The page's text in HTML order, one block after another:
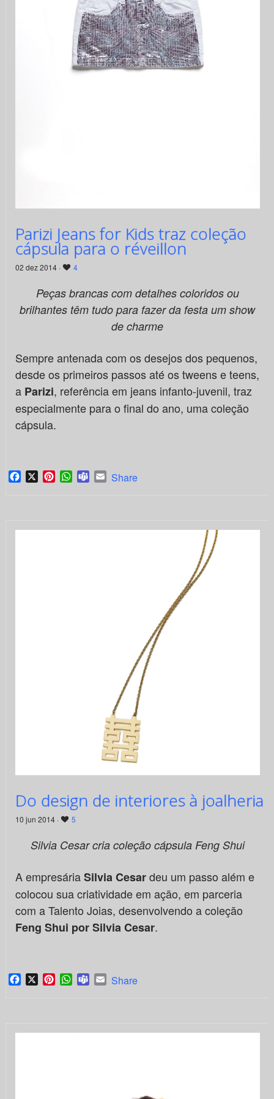
Parizi Jeans for Kids traz coleção
cápsula para o réveillon
02 dez 2014 · 4
Peças brancas com detalhes coloridos ou
brilhantes têm tudo para fazer da festa um show
de charme
Sempre antenada com os desejos dos pequenos,
desde os primeiros passos até os tweens e teens,
a Parizi, referência em jeans infanto-juvenil, traz
especialmente para o final do ano, uma coleção
cápsula.
Facebook
X PinterestWhatsApp
TeamsEmail
Share
Do design de interiores à joalheria
10 jun 2014 · 5
Silvia Cesar cria coleção cápsula Feng Shui
A empresáriaSilvia Cesardeu um passo além e
colocou sua criatividade em ação, em parceria
com a Talento Joias, desenvolvendo a coleção
Feng Shui por Silvia Cesar.
Facebook
X PinterestWhatsApp
TeamsEmail
Share